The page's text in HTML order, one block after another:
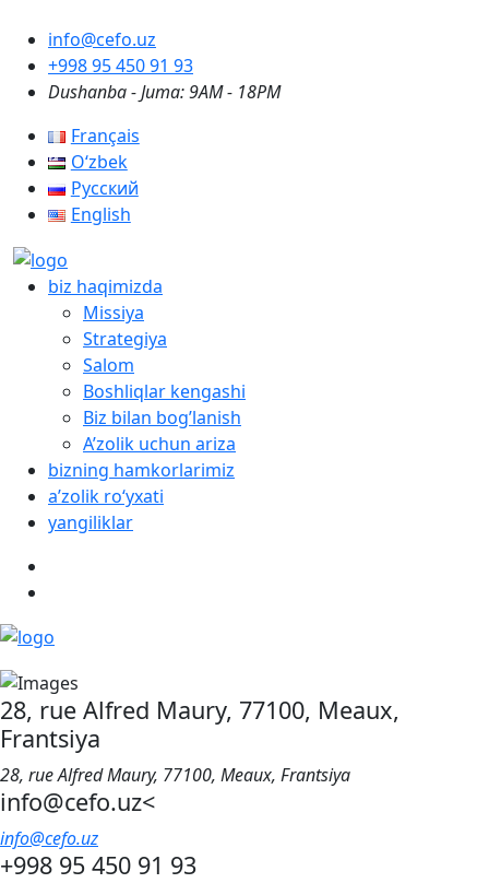
info@cefo.uz
+998 95 450 91 93
Dushanba - Juma: 9AM - 18PM
Français
Oʻzbek
Русский
English
biz haqimizda
Missiya
Strategiya
Salom
Boshliqlar kengashi
Biz bilan bog’lanish
A’zolik uchun ariza
bizning hamkorlarimiz
aʼzolik roʻyxati
yangiliklar
28, rue Alfred Maury, 77100, Meaux,
Frantsiya
28, rue Alfred Maury, 77100, Meaux, Frantsiya
info@cefo.uz<
info@cefo.uz
+998 95 450 91 93